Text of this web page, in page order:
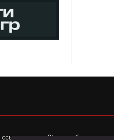
ссылка наapp2top.ruобязательна.